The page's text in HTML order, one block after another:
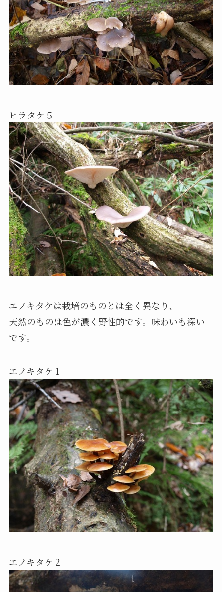
ヒラタケ５
エノキタケは栽培のものとは全く異なり、
天然のものは色が濃く野性的です。味わいも深い
です。
エノキタケ１
エノキタケ２